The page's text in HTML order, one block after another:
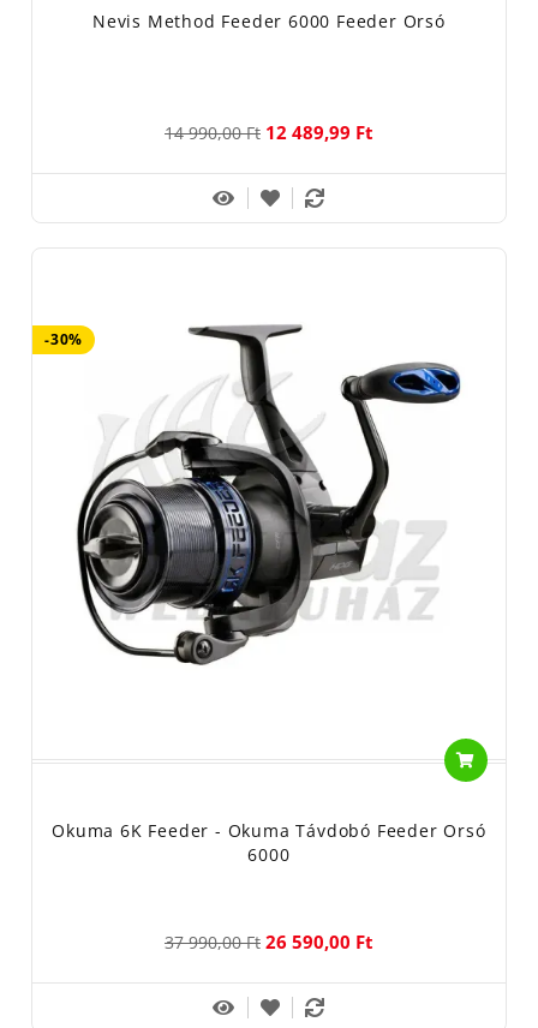
Nevis Method Feeder 6000 Feeder Orsó
14 990,00 Ft 12 489,99 Ft
-30%
Okuma 6K Feeder - Okuma Távdobó Feeder Orsó
6000
37 990,00 Ft 26 590,00 Ft